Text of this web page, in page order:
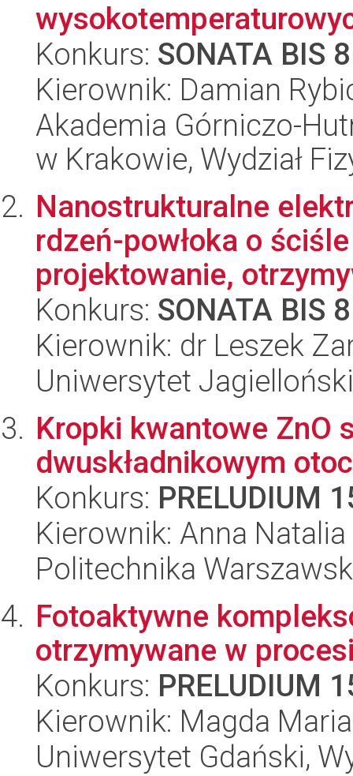
Konkurs: SONATA BIS 8
Kierownik: Damian
Akademia Górniczo-
w Krakowie, Wydział
Nanostrukturalne
rdzeń-powłoka o
projektowanie,
Konkurs: SONATA BIS 8
Kierownik: dr Leszek
Uniwersytet
Kropki kwantowe ZnO
dwuskładnikowym
Konkurs: PRELUDIUM
Kierownik: Anna
Politechnika
Fotoaktywne
otrzymywane w
Konkurs: PRELUDIUM
Kierownik: Magda
Uniwersytet Gdański,